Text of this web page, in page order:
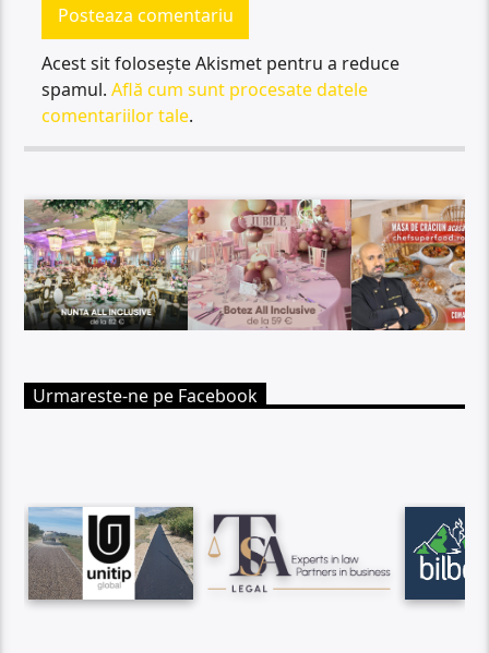
Acest sit folosește Akismet pentru a reduce
spamul.Află cum sunt procesate datele
comentariilor tale.
Urmareste-ne pe Facebook